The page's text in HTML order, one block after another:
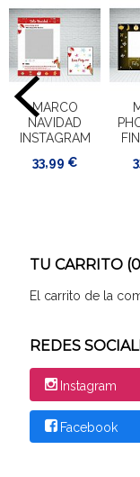
TU CARRITO
El carrito de la
REDES
Instagram
Facebook
MARCO
NAVIDAD
INSTAGRAM
33,99 €